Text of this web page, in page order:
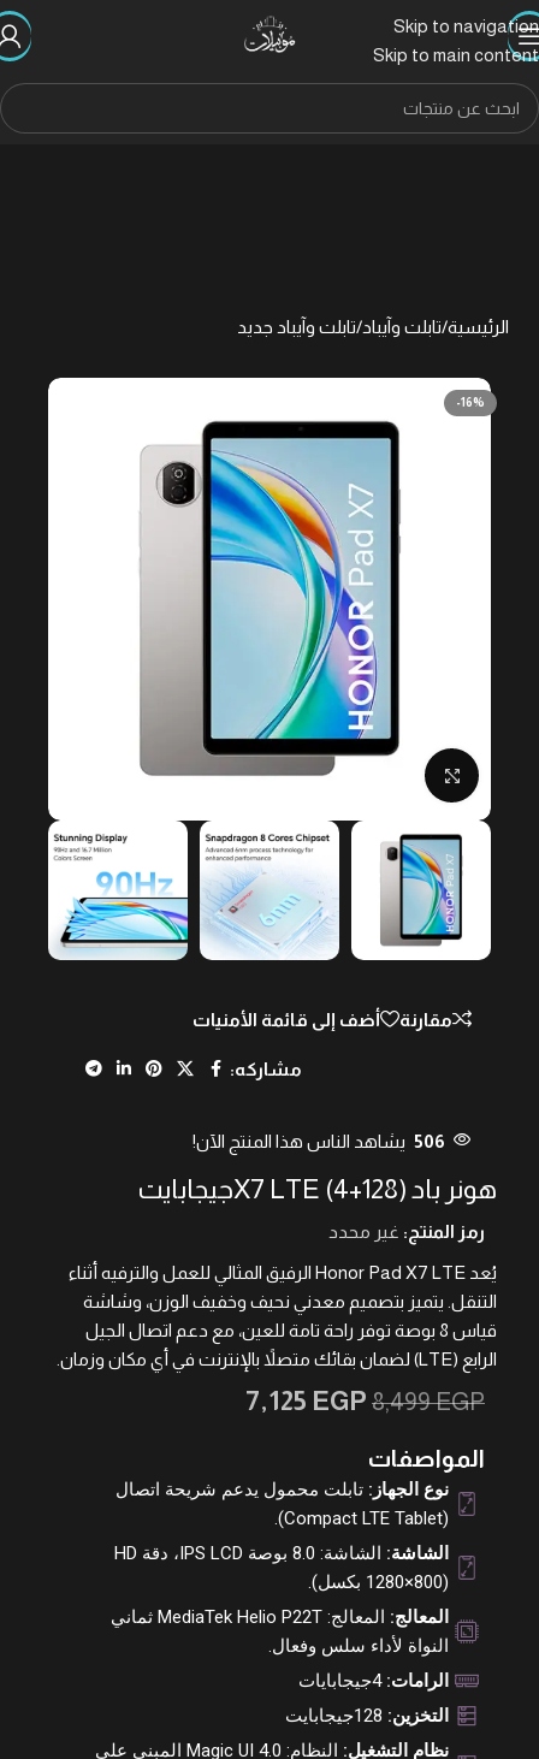
Skip to navigation
Skip to main content
الرئيسية/تابلت وآيباد/تابلت وآيباد جديد
-16%
Click to enlarge
مقارنة أضف إلى قائمة الأمنيات
مشاركه:
506 يشاهد الناس هذا المنتج الآن!
هونر باد X7 LTE (4+128)جيجابايت
رمز المنتج: غير محدد
يُعد Honor Pad X7 LTE الرفيق المثالي للعمل والترفيه أثناء
التنقل. يتميز بتصميم معدني نحيف وخفيف الوزن، وشاشة
قياس 8 بوصة توفر راحة تامة للعين، مع دعم اتصال الجيل
الرابع (LTE) لضمان بقائك متصلاً بالإنترنت في أي مكان وزمان.
8,499EGP
7,125 EGP
المواصفات
نوع الجهاز: تابلت محمول يدعم شريحة اتصال
(Compact LTE Tablet).
الشاشة:
الشاشة: 8.0 بوصة IPS LCD، دقة HD
(1280×800 بكسل).
المعالج:
المعالج: MediaTek Helio P22T ثماني
النواة لأداء سلس وفعال.
الرامات:4جيجابايات
التخزين: 128جيجابايت
نظام التشغيل:
النظام: Magic UI 4.0 المبني على